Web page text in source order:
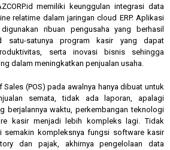
memiliki keunggulan integrasi data
relatime dalam jaringan cloud ERP. Aplikasi
digunakan ribuan pengusaha yang berhasil
satu-satunya program kasir yang dapat
serta inovasi bisnis sehingga
dalam meningkatkan penjualan usaha.
(POS) pada awalnya hanya dibuat untuk
semata, tidak ada laporan, apalagi
berjalannya waktu, perkembangan teknologi
kasir menjadi lebih kompleks lagi. Tidak
semakin kompleksnya fungsi software kasir
dan pajak, akhirnya pengelolaan data